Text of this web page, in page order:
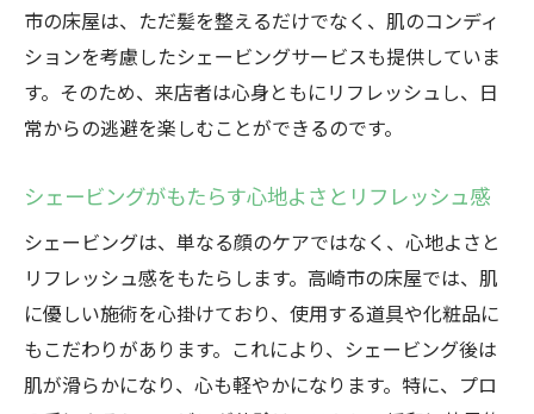
市の床屋は、ただ髪を整えるだけでなく、肌のコンディ
ションを考慮したシェービングサービスも提供していま
す。そのため、来店者は心身ともにリフレッシュし、日
常からの逃避を楽しむことができるのです。
シェービングがもたらす心地よさとリフレッシュ感
シェービングは、単なる顔のケアではなく、心地よさと
リフレッシュ感をもたらします。高崎市の床屋では、肌
に優しい施術を心掛けており、使用する道具や化粧品に
もこだわりがあります。これにより、シェービング後は
肌が滑らかになり、心も軽やかになります。特に、プロ